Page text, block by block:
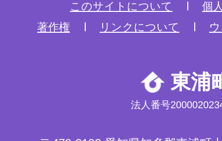
このサイトについて
個
著作権
リンクについて
東浦
法人番号